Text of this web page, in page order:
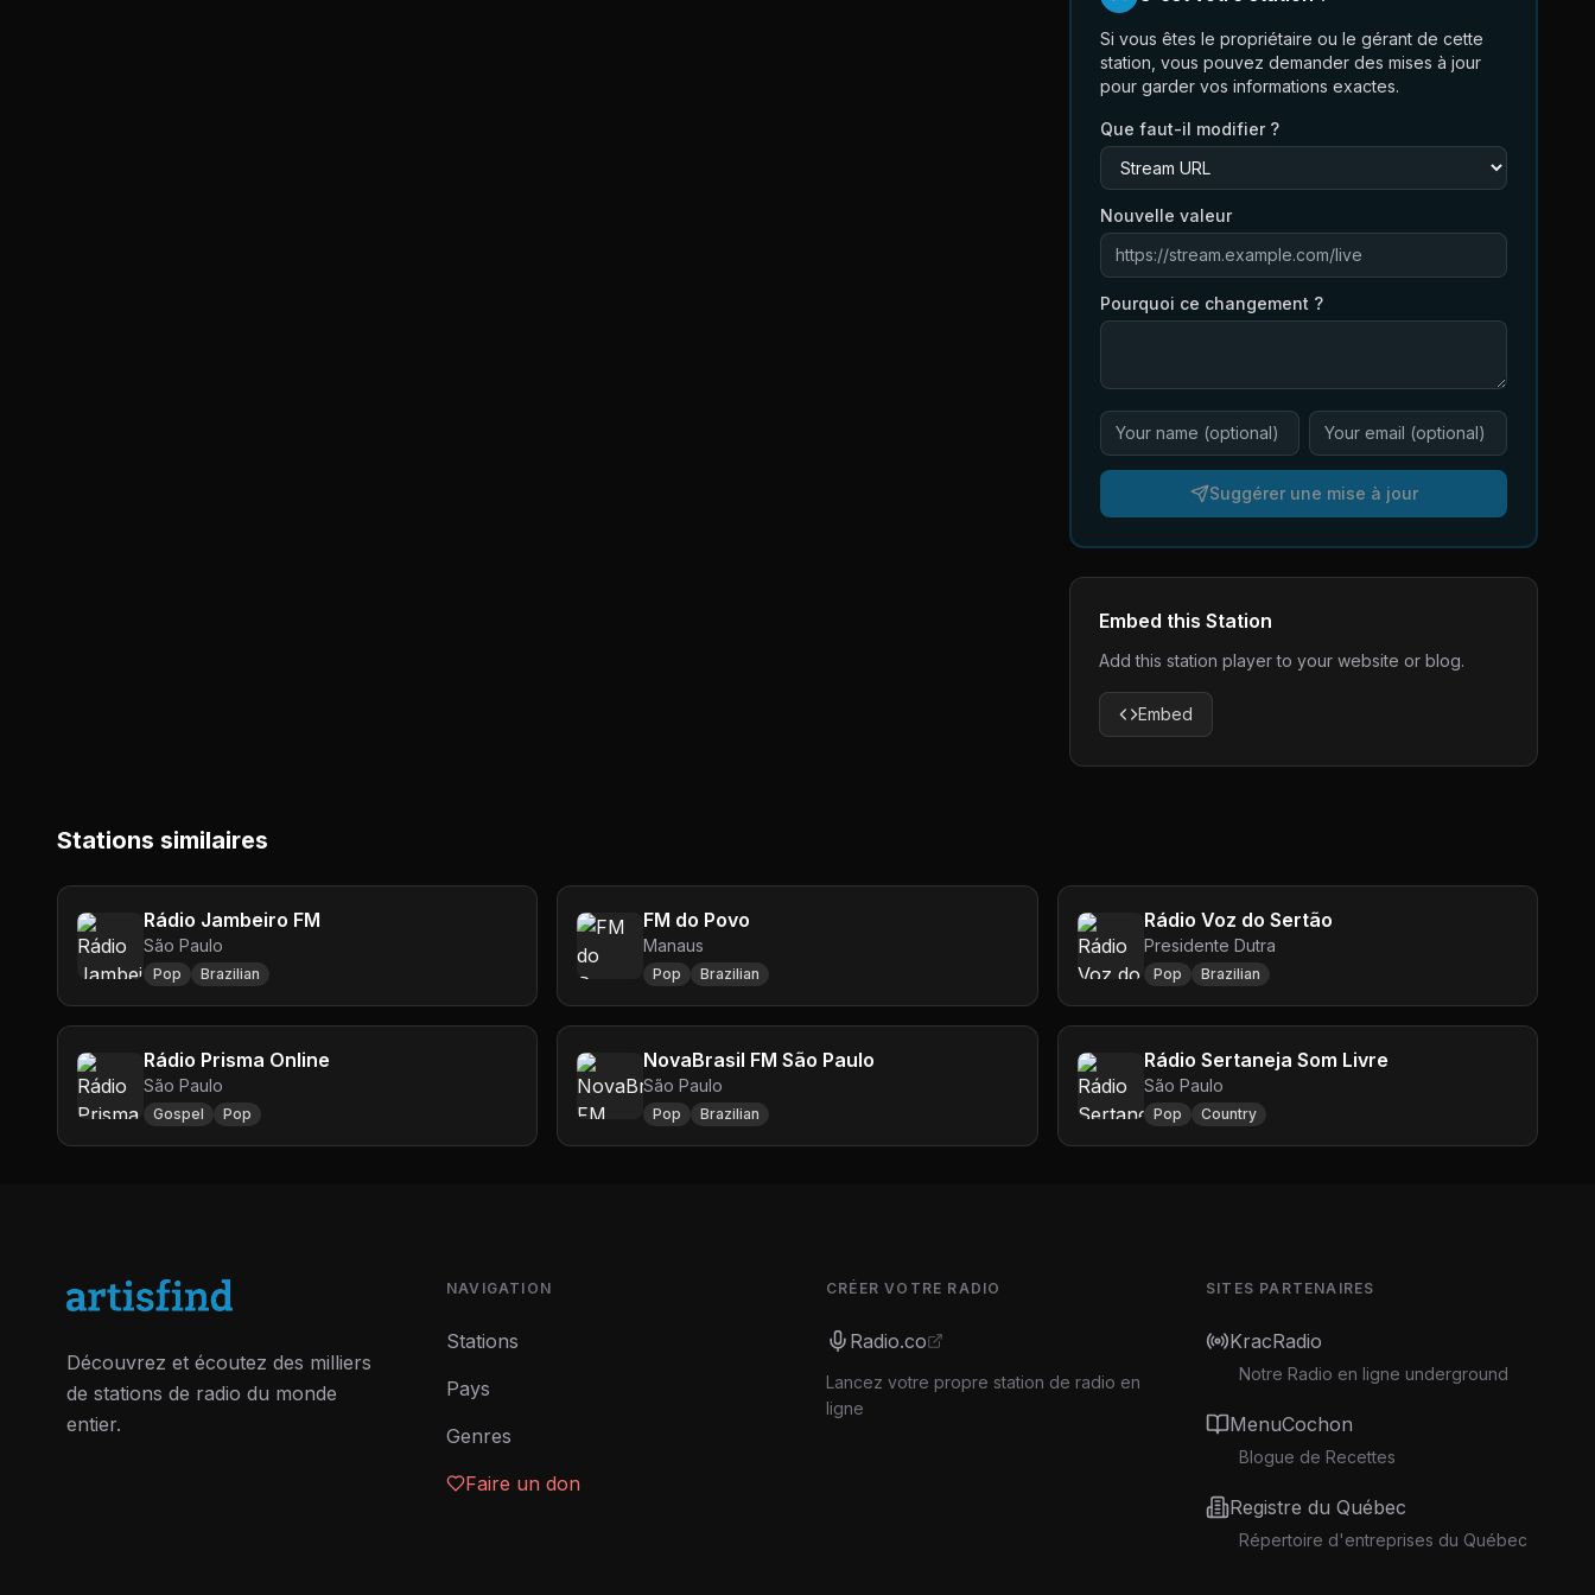
Si vous êtes le propriétaire ou le gérant de cette
station, vous pouvez demander des mises à jour
pour garder vos informations exactes.
Que faut-il modifier ?
Nouvelle valeur
Pourquoi ce changement ?
Suggérer une mise à jour
Embed this Station
Add this station player to your website or blog.
Embed
Stations similaires
Rádio Jambeiro FM
São Paulo
Pop Brazilian
FM do Povo
Manaus
Pop Brazilian
Rádio Voz do Sertão
Presidente Dutra
Pop Brazilian
Rádio Prisma Online
São Paulo
Gospel Pop
NovaBrasil FM São Paulo
São Paulo
Pop Brazilian
Rádio Sertaneja Som Livre
São Paulo
Pop Country
Découvrez et écoutez des milliers
de stations de radio du monde
entier.
NAVIGATION
Stations
Pays
Genres
Faire un don
CRÉER VOTRE RADIO
Radio.co
Lancez votre propre station de radio en
ligne
SITES PARTENAIRES
KracRadio
Notre Radio en ligne underground
MenuCochon
Blogue de Recettes
Registre du Québec
Répertoire d'entreprises du Québec